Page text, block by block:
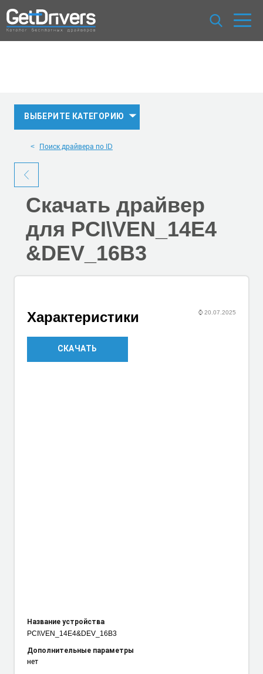
ВЫБЕРИТЕ КАТЕГОРИЮ
Поиск драйвера по ID
Скачать драйвер
для PCI\VEN_14E4
&DEV_16B3
⌚20.07.2025
Характеристики
Название устройства
PCI\VEN_14E4&DEV_16B3
Дополнительные параметры
нет
СКАЧАТЬ